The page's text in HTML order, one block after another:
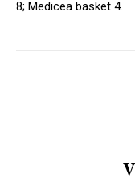
8; Medicea basket 4.